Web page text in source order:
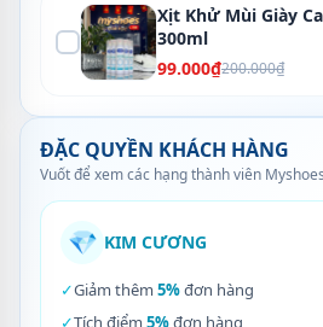
Xịt Khử Mùi Giày
300ml
99.000₫200.000₫
ĐẶC QUYỀN KHÁCH HÀNG
Vuốt để xem các hạng thành viên Myshoes
💎 KIM CƯƠNG
✓Giảm thêm 5%đơn hàng
✓Tích điểm 5%đơn hàng